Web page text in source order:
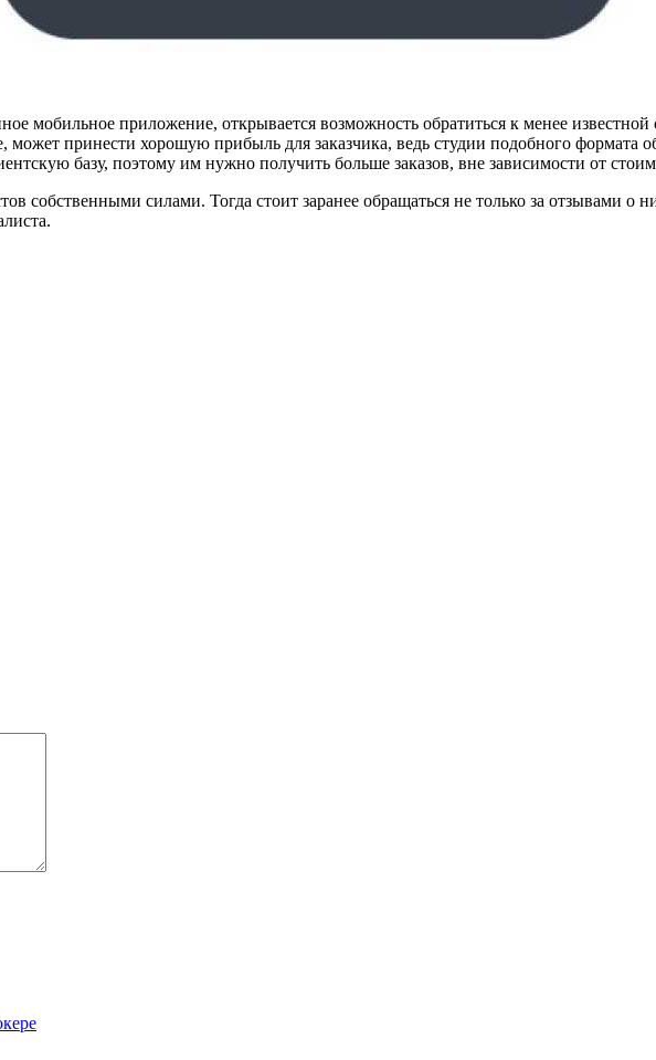
мобильное приложение, открывается возможность обратиться к менее
может принести хорошую прибыль для заказчика, ведь студии подобного формата
базу, поэтому им нужно получить больше заказов, вне зависимости от
собственными силами. Тогда стоит заранее обращаться не только за отзывами о